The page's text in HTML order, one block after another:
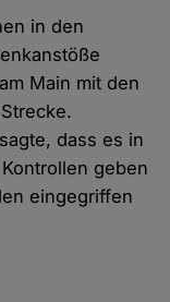
in den
Main mit den
dass es in
geben
eingegriffen